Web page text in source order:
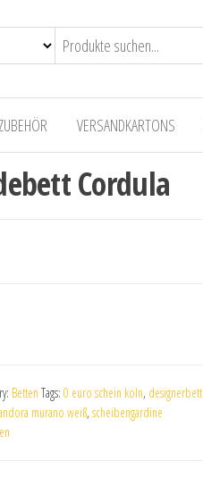
ZUBEHÖR VERSANDKARTONS
Cordula
Betten Tags: 0 euro schein köln, designerbett
murano weiß, scheibengardine